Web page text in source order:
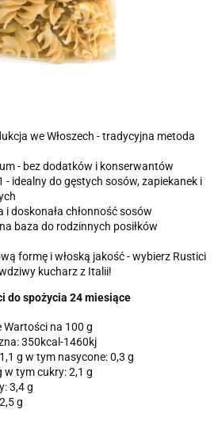
we Włoszech - tradycyjna metoda
- bez dodatków i konserwantów
- idealny do gęstych sosów, zapiekanek i
doskonała chłonność sosów
baza do rodzinnych posiłków
formę i włoską jakość - wybierz Rustici
kucharz z Italii!
do spożycia 24 miesiące
na 100 g
350kcal-1460kj
g w tym nasycone: 0,3 g
w tym cukry: 2,1 g
3,4 g
g